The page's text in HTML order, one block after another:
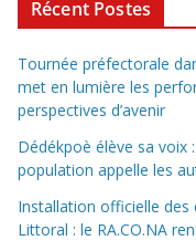
Récent Postes
Tournée préfectorale
met en lumière les
perspectives d’avenir
Dédékpoè élève sa voix
population appelle les
Installation officielle des
Littoral : le RA.CO.NA